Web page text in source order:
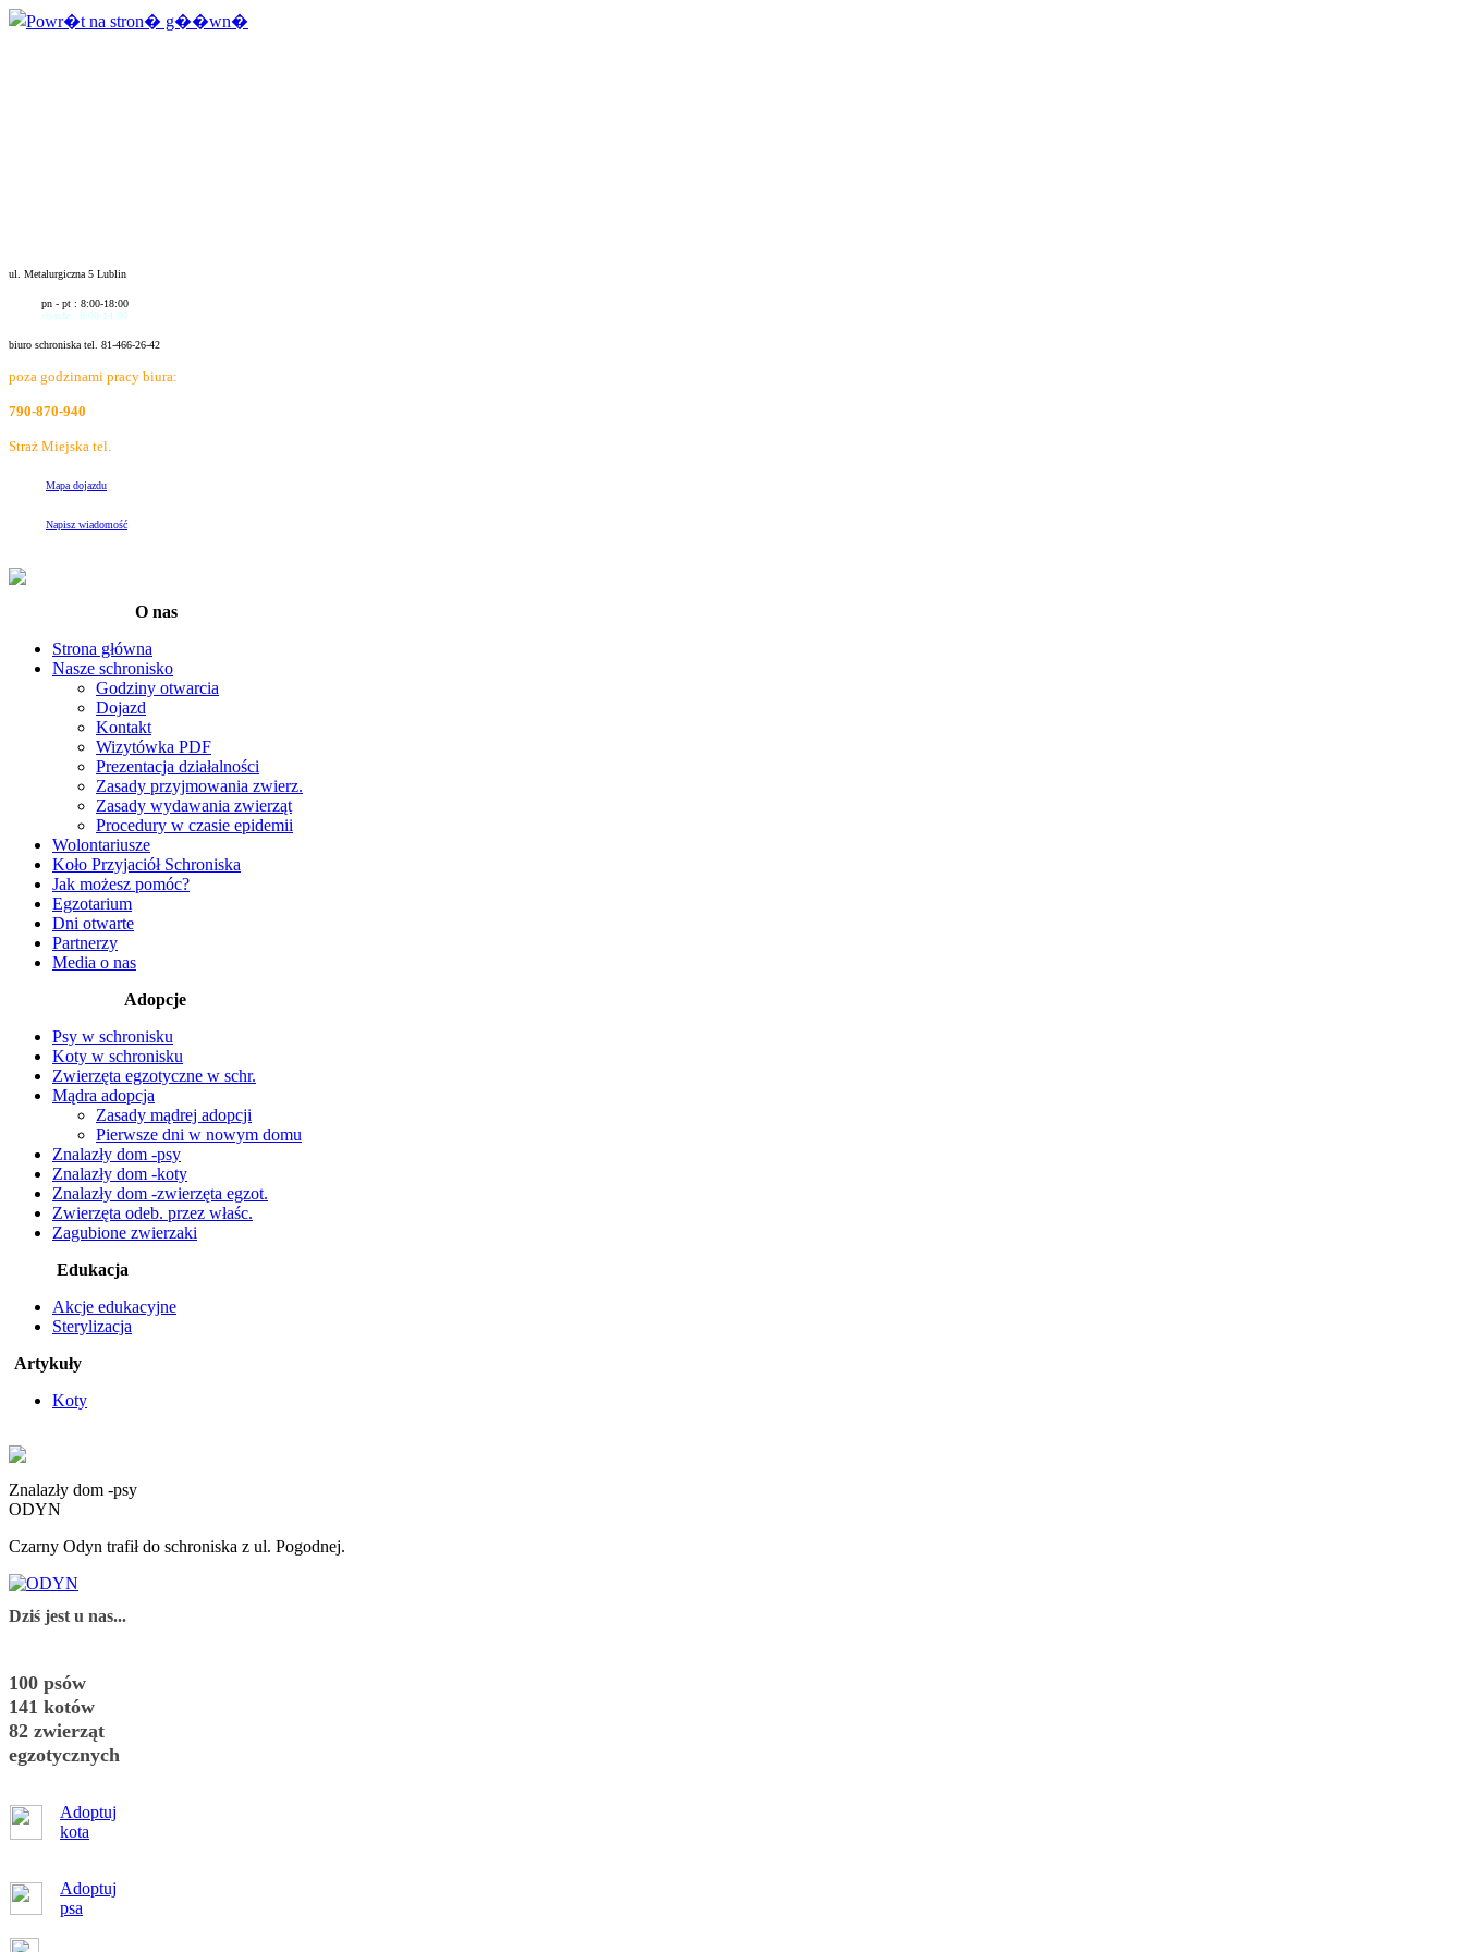
ul. Metalurgiczna 5 Lublin
pn - pt : 8:00-18:00
sb-ndz : 8:00-14:00
biuro schroniska tel. 81-466-26-42
poza godzinami pracy biura:
790-870-940
Straż Miejska tel.
Mapa dojazdu
Napisz wiadomość
O nas
Strona główna
Nasze schronisko
Godziny otwarcia
Dojazd
Kontakt
Wizytówka PDF
Prezentacja działalności
Zasady przyjmowania zwierz.
Zasady wydawania zwierząt
Procedury w czasie epidemii
Wolontariusze
Koło Przyjaciół Schroniska
Jak możesz pomóc?
Egzotarium
Dni otwarte
Partnerzy
Media o nas
Adopcje
Psy w schronisku
Koty w schronisku
Zwierzęta egzotyczne w schr.
Mądra adopcja
Zasady mądrej adopcji
Pierwsze dni w nowym domu
Znalazły dom -psy
Znalazły dom -koty
Znalazły dom -zwierzęta egzot.
Zwierzęta odeb. przez właśc.
Zagubione zwierzaki
Edukacja
Akcje edukacyjne
Sterylizacja
Artykuły
Koty
Znalazły dom -psy
ODYN
Czarny Odyn trafił do schroniska z ul. Pogodnej.
Dziś jest u nas...
100 psów
141 kotów
82 zwierząt
egzotycznych
Adoptuj
kota
Adoptuj
psa